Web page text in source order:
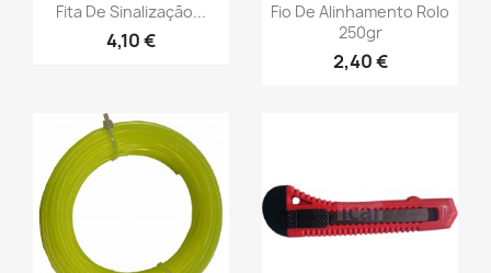
Fita De Sinalização...
4,10 €
Fio De Alinhamento Rolo
250gr
2,40 €